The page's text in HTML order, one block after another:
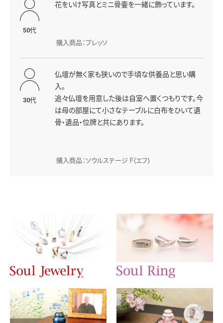
50代
花をいけ写真とミニ骨壷を一緒に飾っています。
購入商品：プレッソ
30代
仏壇が無く家も狭いので手頃な供養品と思い購
入。
追々仏壇を用意した後は自室へ置くつもりです。今
は母の部屋にて小さなテーブルに白布をひいて遺
骨・遺品・位牌と共にあります。
購入商品：ソウルステージ Ｆ(エフ)